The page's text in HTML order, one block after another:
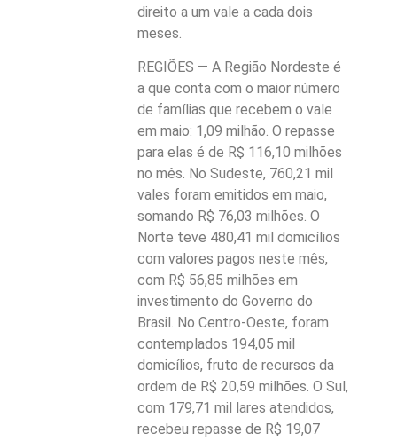
direito a um vale a cada dois
meses.
REGIÕES — A Região Nordeste é
a que conta com o maior número
de famílias que recebem o vale
em maio: 1,09 milhão. O repasse
para elas é de R$ 116,10 milhões
no mês. No Sudeste, 760,21 mil
vales foram emitidos em maio,
somando R$ 76,03 milhões. O
Norte teve 480,41 mil domicílios
com valores pagos neste mês,
com R$ 56,85 milhões em
investimento do Governo do
Brasil. No Centro-Oeste, foram
contemplados 194,05 mil
domicílios, fruto de recursos da
ordem de R$ 20,59 milhões. O Sul,
com 179,71 mil lares atendidos,
recebeu repasse de R$ 19,07